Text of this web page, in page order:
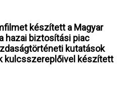
készített a Magyar
hazai biztosítási piac
kutatások
kulcsszereplőivel készített